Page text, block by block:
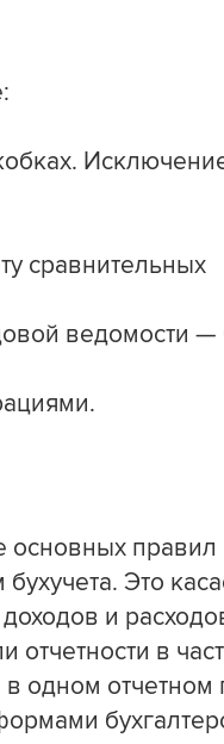
сравнительных
ведомости
основных правил
Это
и
отчетности в
одном отчетном